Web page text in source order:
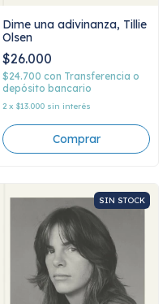
Dime una adivinanza, Tillie
Olsen
$26.000
$24.700 con Transferencia o
depósito bancario
2 x $13.000 sin interés
SIN STOCK